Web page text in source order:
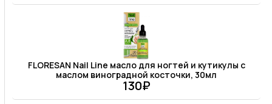
FLORESAN Nail Line масло для ногтей и кутикулы с
маслом виноградной косточки, 30мл
130₽